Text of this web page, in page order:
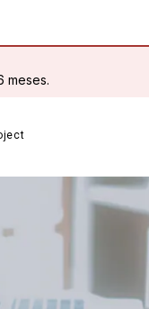
meses.